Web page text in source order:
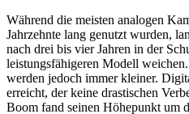
Während die meisten analogen
Jahrzehnte lang genutzt wurden,
nach drei bis vier Jahren in der
leistungsfähigeren Modell
werden jedoch immer kleiner.
erreicht, der keine drastischen
Boom fand seinen Höhepunkt um